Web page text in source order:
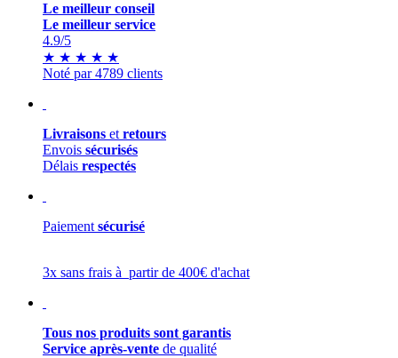
Le meilleur conseil
Le meilleur service
4.9/5
★ ★ ★ ★ ★
Noté par 4789 clients
Livraisons et retours
Envois sécurisés
Délais respectés
Paiement sécurisé
3x sans frais à partir de 400€ d'achat
Tous nos produits sont garantis
Service après-vente de qualité